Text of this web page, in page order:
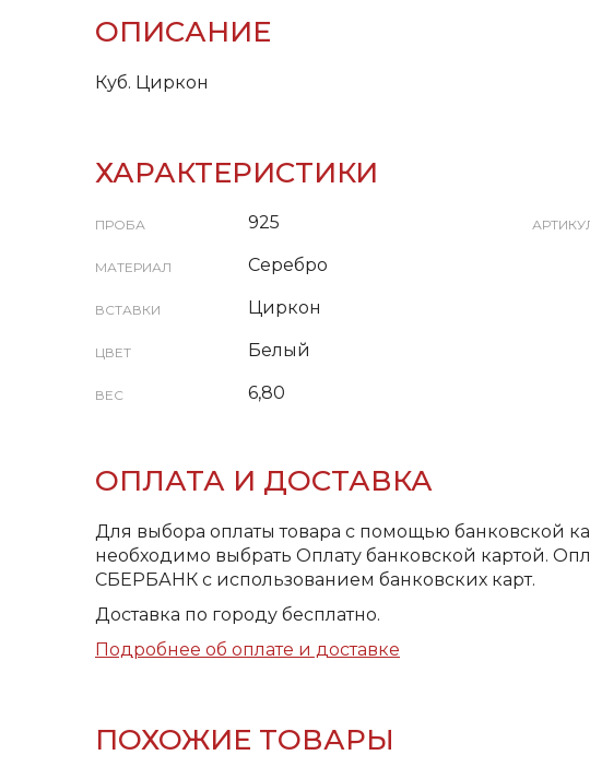
ОПИСАНИЕ
Куб. Циркон
ХАРАКТЕРИСТИКИ
ПРОБА 925
МАТЕРИАЛ Серебро
ВСТАВКИ Циркон
ЦВЕТ Белый
ВЕС 6,80
ОПЛАТА И ДОСТАВКА
Для выбора оплаты товара с помощью банковской
необходимо выбрать Оплату банковской картой.
СБЕРБАНК с использованием банковских карт.
Доставка по городу бесплатно.
Подробнее об оплате и доставке
ПОХОЖИЕ ТОВАРЫ